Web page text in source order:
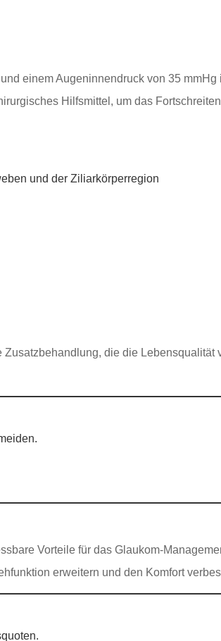
einem Augeninnendruck von 35
Hilfsmittel, um das
und der Ziliarkörperregion
die die
Vorteile für das Glaukom-
erweitern und den Komfort